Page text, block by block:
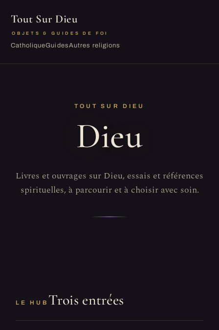
Tout Sur Dieu
OBJETS & GUIDES DE FOI
CatholiqueGuidesAutres religions
TOUT SUR DIEU
Dieu
Livres et ouvrages sur Dieu, essais et références
spirituelles, à parcourir et à choisir avec soin.
LE HUB Trois entrées